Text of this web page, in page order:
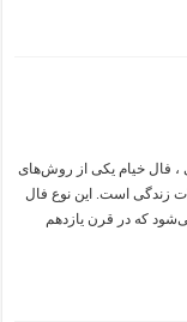
، فال خیام یکی از روش‌های
زندگی است. این نوع فال
که در قرن یازدهم